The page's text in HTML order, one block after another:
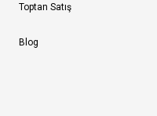
Toptan Satış
Blog